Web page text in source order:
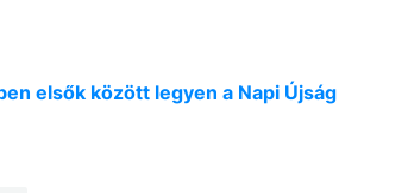
elsők között legyen a Napi Újság